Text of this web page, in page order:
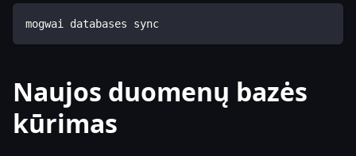
mogwai databases sync
Naujos duomenų bazės
kūrimas